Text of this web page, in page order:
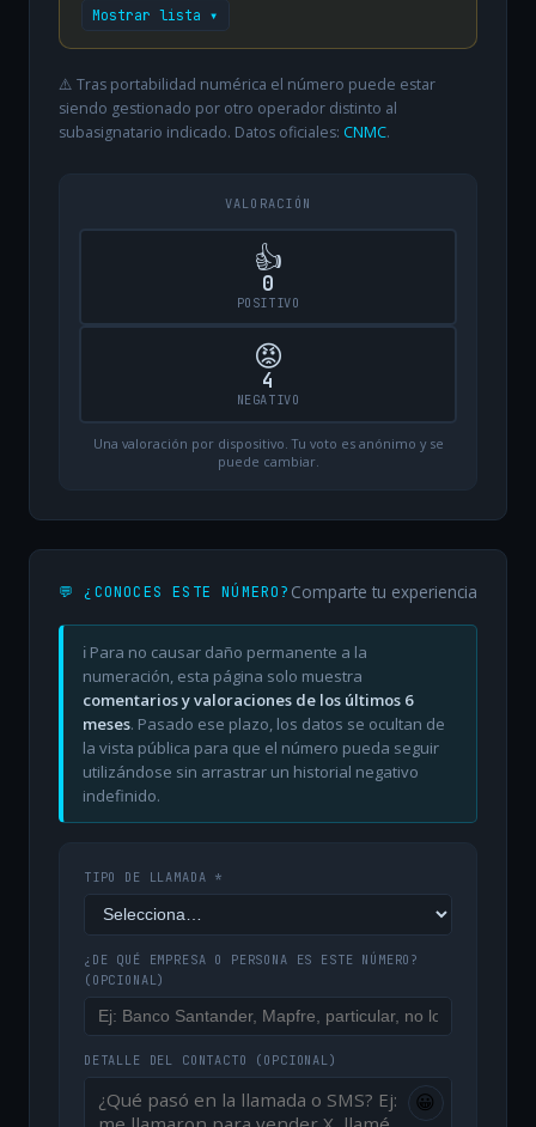
Mostrar lista ▾
⚠️ Tras portabilidad numérica el número puede estar
siendo gestionado por otro operador distinto al
subasignatario indicado. Datos oficiales: CNMC.
VALORACIÓN
👍
0
POSITIVO
😡
4
NEGATIVO
Una valoración por dispositivo. Tu voto es anónimo y se
puede cambiar.
💬 ¿CONOCES ESTE NÚMERO? Comparte tu experiencia
ℹ️ Para no causar daño permanente a la
numeración, esta página solo muestra
comentarios y valoraciones de los últimos 6
meses. Pasado ese plazo, los datos se ocultan de
la vista pública para que el número pueda seguir
utilizándose sin arrastrar un historial negativo
indefinido.
TIPO DE LLAMADA *
¿DE QUÉ EMPRESA O PERSONA ES ESTE NÚMERO?
(OPCIONAL)
DETALLE DEL CONTACTO (OPCIONAL)
😀